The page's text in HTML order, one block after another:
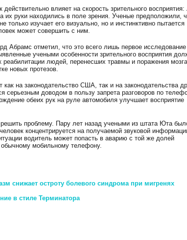
влияет на скорость зрительного
их руки находились в поле зрения. Ученые предположили,
только изучает его визуально, но и инстинктивно пытается
может совершить с ним.
Абрамс отметил, что это всего лишь первое
учеными особенности зрительного восприятия
людей, перенесших травмы и поражения
новых протезов.
на законодательство США, так и на законодательства
серьезным доводом в пользу запрета разговоров по
обеих рук на руле автомобиля улучшает восприятие
проблему. Пару лет назад учеными из штата Юта
концентрируется на получаемой звуковой
водитель может попасть в аварию с той же долей
обычному мобильному телефону.
снижает остроту болевого синдрома при мигренях
в стиле Терминатора